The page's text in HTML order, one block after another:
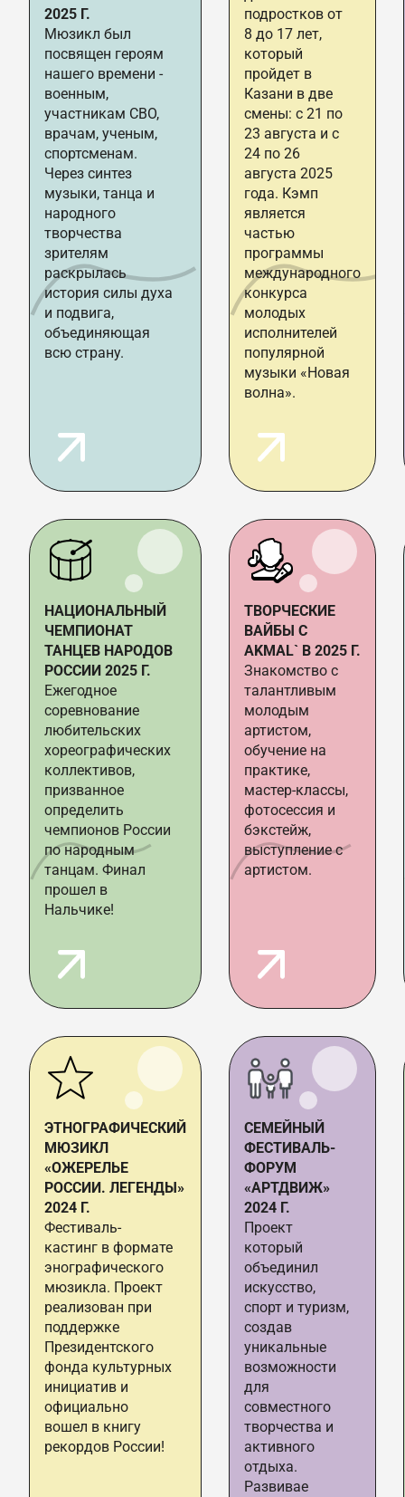
2025 Г.
Мюзикл был
посвящен героям
нашего времени -
военным,
участникам СВО,
врачам, ученым,
спортсменам.
Через синтез
музыки, танца и
народного
творчества
зрителям
раскрылась
история силы духа
и подвига,
объединяющая
всю страну.
подростков от
8 до 17 лет,
который
пройдет в
Казани в две
смены: с 21 по
23 августа и с
24 по 26
августа 2025
года. Кэмп
является
частью
программы
международного
конкурса
молодых
исполнителей
популярной
музыки «Новая
волна».
НАЦИОНАЛЬНЫЙ
ЧЕМПИОНАТ
ТАНЦЕВ НАРОДОВ
РОССИИ 2025 Г.
Ежегодное
соревнование
любительских
хореографических
коллективов,
призванное
определить
чемпионов России
по народным
танцам. Финал
прошел в
Нальчике!
ТВОРЧЕСКИЕ
ВАЙБЫ С
AKMAL` В 2025 Г.
Знакомство с
талантливым
молодым
артистом,
обучение на
практике,
мастер-классы,
фотосессия и
бэкстейж,
выступление с
артистом.
ЭТНОГРАФИЧЕСКИЙ
МЮЗИКЛ
«ОЖЕРЕЛЬЕ
РОССИИ. ЛЕГЕНДЫ»
2024 Г.
Фестиваль-
кастинг в формате
энографического
мюзикла. Проект
реализован при
поддержке
Президентского
фонда культурных
инициатив и
официально
вошел в книгу
рекордов России!
СЕМЕЙНЫЙ
ФЕСТИВАЛЬ-
ФОРУМ
«АРТДВИЖ»
2024 Г.
Проект
который
объединил
искусство,
спорт и туризм,
создав
уникальные
возможности
для
совместного
творчества и
активного
отдыха.
Развивае